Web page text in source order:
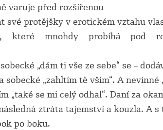
varuje před rozšířenou
své protějšky v erotickém vztahu
které mnohdy probíhá pod
„dám ti vše ze sebe“ se –
sobecké „zahltím tě vším“. A nevinné
„také se mi celý odhal“. Daní za
ztráta tajemství a kouzla. A s
po boku.